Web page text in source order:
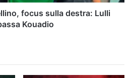
focus sulla destra: Lulli
Kouadio